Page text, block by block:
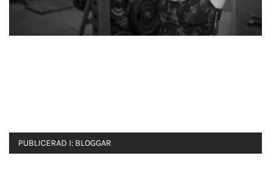
PUBLICERAD I: BLOGGAR